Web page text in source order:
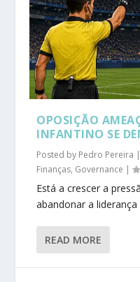
OPOSIÇÃO
INFANTINO SE
Posted by Pedro Pereira |
Finanças, Governance |
Está a crescer a
abandonar a
READ MORE